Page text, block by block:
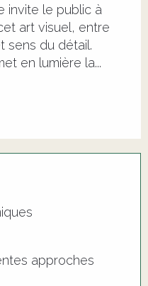
invite le public à
art visuel, entre
sens du détail.
en lumière la...
approches